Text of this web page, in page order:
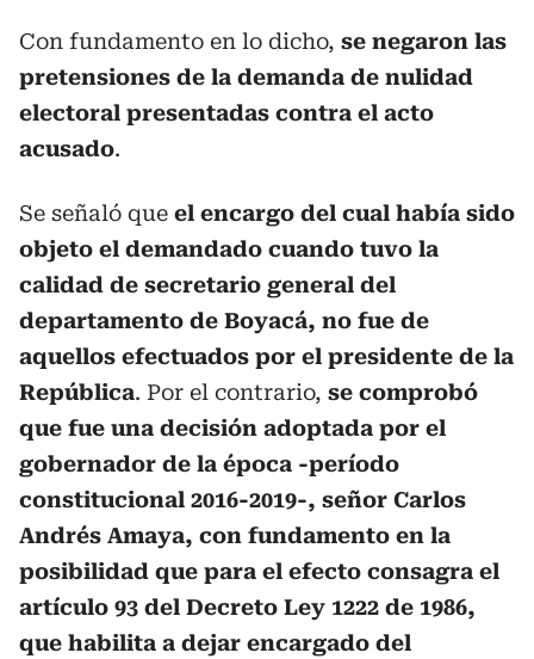
Con fundamento en lo dicho, se negaron las
pretensiones de la demanda de nulidad
electoral presentadas contra el acto
acusado.
Se señaló que el encargo del cual había sido
objeto el demandado cuando tuvo la
calidad de secretario general del
departamento de Boyacá, no fue de
aquellos efectuados por el presidente de la
República. Por el contrario, se comprobó
que fue una decisión adoptada por el
gobernador de la época -período
constitucional 2016-2019-, señor Carlos
Andrés Amaya, con fundamento en la
posibilidad que para el efecto consagra el
artículo 93 del Decreto Ley 1222 de 1986,
que habilita a dejar encargado del